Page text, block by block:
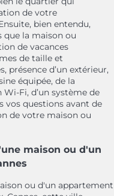
de votre
bien entendu,
que la maison ou
de vacances
de taille et
présence d’un extérieur,
équipée, de la
Fi, d’un système de
vos questions avant de
de votre maison ou
maison ou d'un
ou d'un appartement